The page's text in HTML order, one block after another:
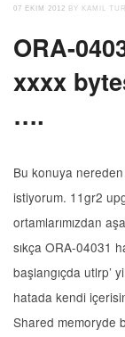
07 EKIM 2012 BY KAMIL
ORA-
xxxx
….
Bu konuya
istiyorum. 11gr2
ortamlarımızdan
sıkça ORA-04031
başlangıçda utlrp’ yi
hatada kendi
Shared memoryde